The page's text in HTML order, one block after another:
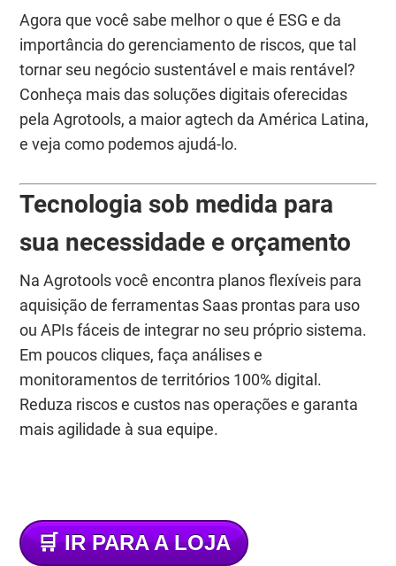
Agora que você sabe melhor o que é ESG e da
importância do gerenciamento de riscos, que tal
tornar seu negócio sustentável e mais rentável?
Conheça mais das soluções digitais oferecidas
pela Agrotools, a maior agtech da América Latina,
e veja como podemos ajudá-lo.
Tecnologia sob medida para
sua necessidade e orçamento
Na Agrotools você encontra planos flexíveis para
aquisição de ferramentas Saas prontas para uso
ou APIs fáceis de integrar no seu próprio sistema.
Em poucos cliques, faça análises e
monitoramentos de territórios 100% digital.
Reduza riscos e custos nas operações e garanta
mais agilidade à sua equipe.
🛒IR PARA A LOJA